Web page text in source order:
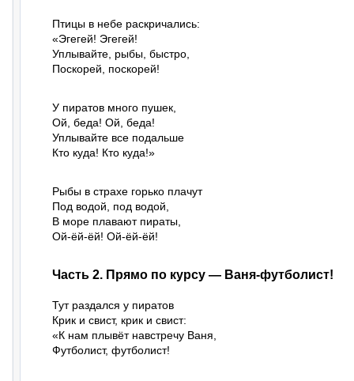
Птицы в небе раскричались:
«Эгегей! Эгегей!
Уплывайте, рыбы, быстро,
Поскорей, поскорей!
У пиратов много пушек,
Ой, беда! Ой, беда!
Уплывайте все подальше
Кто куда! Кто куда!»
Рыбы в страхе горько плачут
Под водой, под водой,
В море плавают пираты,
Ой-ёй-ёй! Ой-ёй-ёй!
Часть 2. Прямо по курсу — Ваня-футболист!
Тут раздался у пиратов
Крик и свист, крик и свист:
«К нам плывёт навстречу Ваня,
Футболист, футболист!